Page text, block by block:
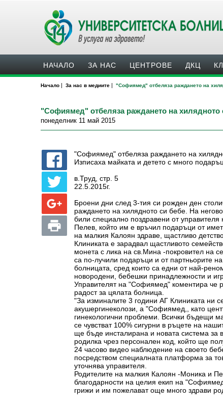
НАЧАЛО ЗА НАС ЦЕНТРОВЕ ДКЦ
Начало | За нас в медиите | "Софиямед" отбеляза раждането на
"Софиямед" отбеляза раждането на хилядното
понеделник 11 май 2015
"Софиямед" отбеляза раждането на
Изписаха майката и детето с много
в.Труд, стр. 5
22.5.2015г.
Броени дни след 3-тия си рожден ден
раждането на хилядното си бебе. На
били специално поздравени от
Пелев, който им е връчил подаръци от
на малкия Калоян здраве, щастливо
Клиниката е зарадвал щастливото
монета с лика на св.Мина -покровител на
са по-лучили подаръци и от партньорите
болницата, сред които са едни от най-
новородени, бебешки принадлежности и
Управителят на "Софиямед" коментира че
радост за цялата болница.
"За изминалите 3 години АГ Клиниката ни
акушергинеколози, а "Софиямед,, като
гинекологични проблеми. Всички бъдещи
се чувстват 100% сигурни в ръцете на
ще бъде инсталирана и новата система за
родилка чрез персонален код, който ще
24 часово видео наблюдение на своето
посредством специалната платформа за
уточнява управителя.
Родителите на малкия Калоян -Моника и
благодарности на целия екип на
грижи и им пожелават още много здрави